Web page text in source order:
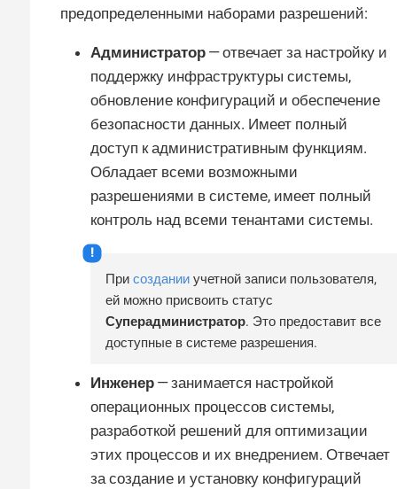
предопределенными наборами разрешений:
Администратор — отвечает за настройку и
поддержку инфраструктуры системы,
обновление конфигураций и обеспечение
безопасности данных. Имеет полный
доступ к административным функциям.
Обладает всеми возможными
разрешениями в системе, имеет полный
контроль над всеми тенантами системы.
При создании учетной записи пользователя,
ей можно присвоить статус
Суперадминистратор. Это предоставит все
доступные в системе разрешения.
Инженер — занимается настройкой
операционных процессов системы,
разработкой решений для оптимизации
этих процессов и их внедрением. Отвечает
за создание и установку конфигураций